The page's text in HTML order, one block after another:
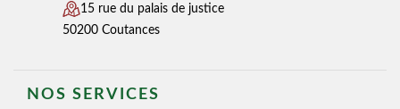
15 rue du palais de justice
50200 Coutances
NOS SERVICES